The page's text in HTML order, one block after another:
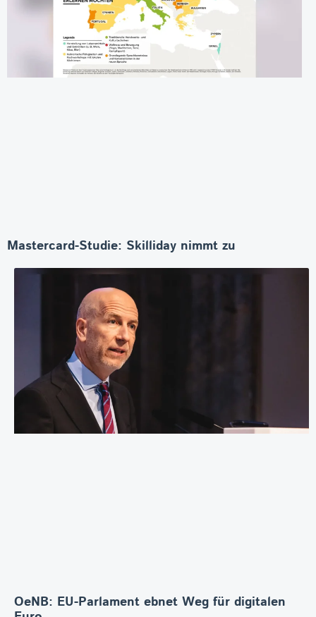
Mastercard-Studie: Skilliday nimmt zu
OeNB: EU-Parlament ebnet Weg für digitalen